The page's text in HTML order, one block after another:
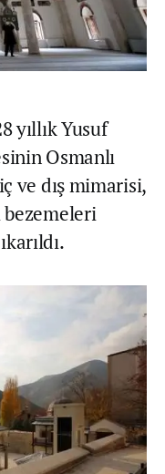
yıllık Yusuf
Osmanlı
ve dış mimarisi,